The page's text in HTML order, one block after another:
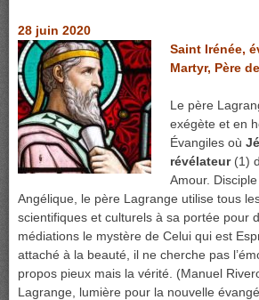
28 juin 2020
Saint Irénée,
Martyr, Père
Le père
exégète et en
Évangiles où
révélateur(1)
Amour.
Angélique, le père Lagrange utilise tous
scientifiques et culturels à sa portée pour
médiations le mystère de Celui qui est
attaché à la beauté, il ne cherche pas
propos pieux mais la vérité. (Manuel
Lagrange, lumière pour la nouvelle